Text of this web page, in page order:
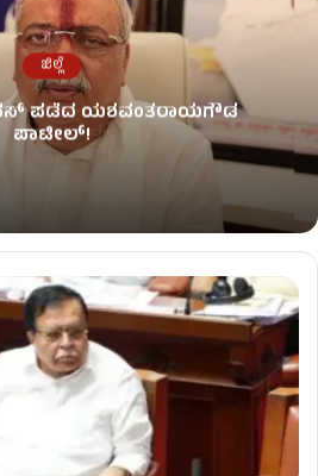
ಜಿಲ್ಲೆ
ಪಡೆದ ಯಶವಂತರಾಯಗೌಡ
ಪಾಟೀಲ್‌!